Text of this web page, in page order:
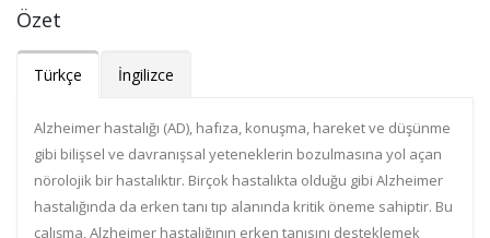
Özet
Türkçe İngilizce
Alzheimer hastalığı (AD), hafıza, konuşma, hareket ve düşünme
gibi bilişsel ve davranışsal yeteneklerin bozulmasına yol açan
nörolojik bir hastalıktır. Birçok hastalıkta olduğu gibi Alzheimer
hastalığında da erken tanı tıp alanında kritik öneme sahiptir. Bu
çalışma, Alzheimer hastalığının erken tanısını desteklemek